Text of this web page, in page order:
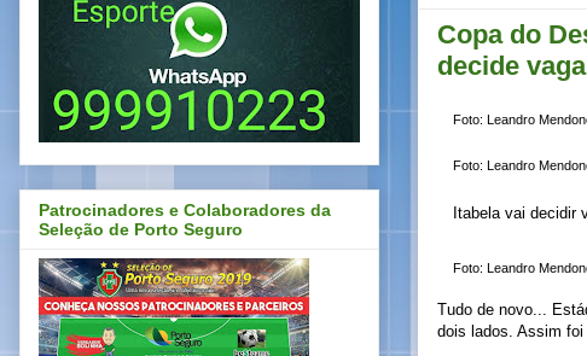
Copa do
decide
Foto: Leandro
Foto: Leandro
Itabela vai decidir
Foto: Leandro
Tudo de novo...
dois lados. Assim foi
Patrocinadores e Colaboradores da
Seleção de Porto Seguro